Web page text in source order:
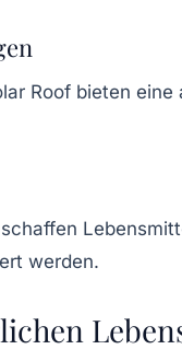
Roof bieten eine
schaffen
werden.